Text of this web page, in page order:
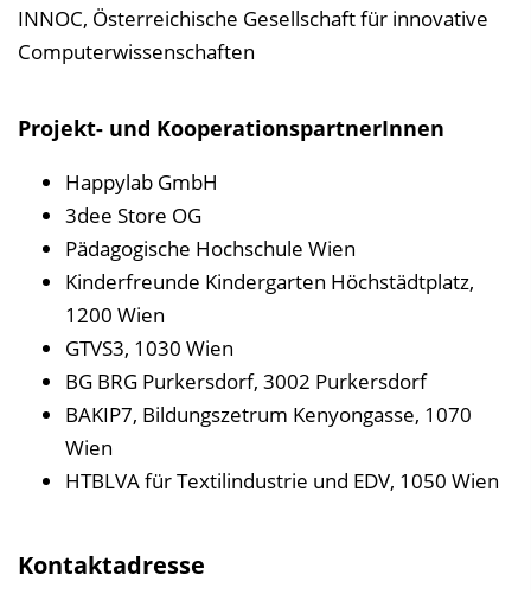
INNOC, Österreichische Gesellschaft für innovative
Computerwissenschaften
Projekt- und KooperationspartnerInnen
Happylab GmbH
3dee Store OG
Pädagogische Hochschule Wien
Kinderfreunde Kindergarten Höchstädtplatz,
1200 Wien
GTVS3, 1030 Wien
BG BRG Purkersdorf, 3002 Purkersdorf
BAKIP7, Bildungszetrum Kenyongasse, 1070
Wien
HTBLVA für Textilindustrie und EDV, 1050 Wien
Kontaktadresse